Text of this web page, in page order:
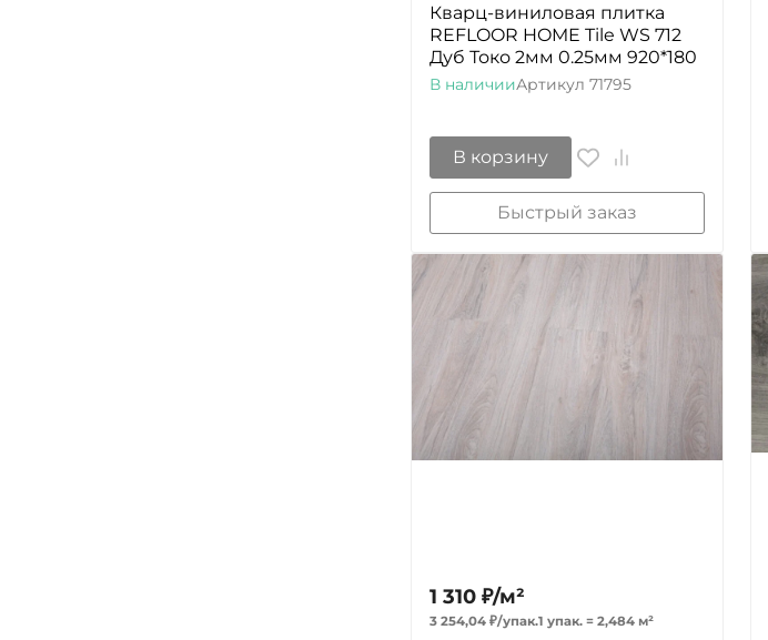
Кварц-виниловая плитка
REFLOOR HOME Tile WS 712
Дуб Токо 2мм 0.25мм 920*180
В наличииАртикул 71795
В корзину
Быстрый заказ
1 310 ₽/м²
3 254,04 ₽/упак.1 упак. = 2,484 м²